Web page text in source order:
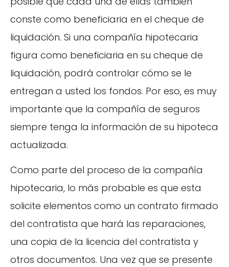
conste como beneficiaria en el cheque de
liquidación. Si una compañía hipotecaria
figura como beneficiaria en su cheque de
liquidación, podrá controlar cómo se le
entregan a usted los fondos. Por eso, es muy
importante que la compañía de seguros
siempre tenga la información de su hipoteca
actualizada.
Como parte del proceso de la compañía
hipotecaria, lo más probable es que esta
solicite elementos como un contrato firmado
del contratista que hará las reparaciones,
una copia de la licencia del contratista y
otros documentos. Una vez que se presente